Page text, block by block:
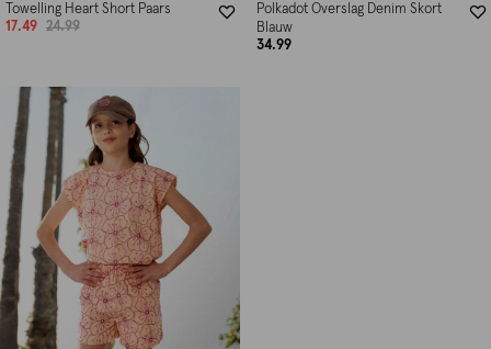
Towelling Heart Short Paars
17.49
24.99
Polkadot Overslag Denim Skort
Blauw
34.99